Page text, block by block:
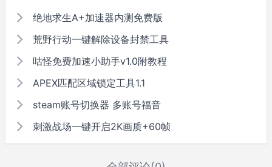
绝地求生A+加速器内测免费版
荒野行动一键解除设备封禁工具
咕怪免费加速小助手v1.0附教程
APEX匹配区域锁定工具1.1
steam账号切换器 多账号福音
刺激战场一键开启2K画质+60帧